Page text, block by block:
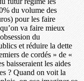
du volume des
pour les faire
va faire mieux
du
et réduire la dette
de cordés » de «
baisseraient les aides
? Quand on voit la